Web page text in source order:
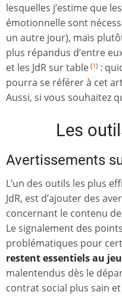
lesquelles j’estime que
émotionnelle sont
un autre jour), mais
plus répandus d’entre
et les JdR sur table (1) :
pourra se référer à cet
Aussi, si vous souhaitez
Les
Avertissements
L’un des outils les plus
JdR, est d’ajouter des
concernant le contenu
Le signalement des
problématiques pour
restent essentiels au jeu
malentendus dès le
contrat social plus sain